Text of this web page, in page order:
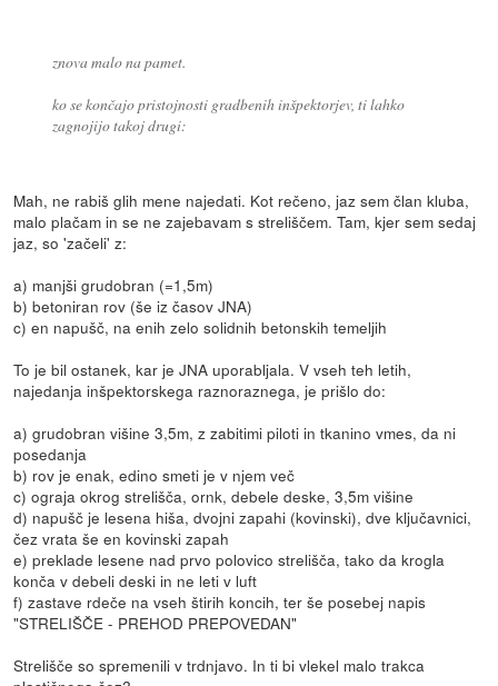
znova malo na pamet.
ko se končajo pristojnosti gradbenih inšpektorjev, ti lahko
zagnojijo takoj drugi:
Mah, ne rabiš glih mene najedati. Kot rečeno, jaz sem član kluba,
malo plačam in se ne zajebavam s streliščem. Tam, kjer sem sedaj
jaz, so 'začeli' z:
a) manjši grudobran (=1,5m)
b) betoniran rov (še iz časov JNA)
c) en napušč, na enih zelo solidnih betonskih temeljih
To je bil ostanek, kar je JNA uporabljala. V vseh teh letih,
najedanja inšpektorskega raznoraznega, je prišlo do:
a) grudobran višine 3,5m, z zabitimi piloti in tkanino vmes, da ni
posedanja
b) rov je enak, edino smeti je v njem več
c) ograja okrog strelišča, ornk, debele deske, 3,5m višine
d) napušč je lesena hiša, dvojni zapahi (kovinski), dve ključavnici,
čez vrata še en kovinski zapah
e) preklade lesene nad prvo polovico strelišča, tako da krogla
konča v debeli deski in ne leti v luft
f) zastave rdeče na vseh štirih koncih, ter še posebej napis
"STRELIŠČE - PREHOD PREPOVEDAN"
Strelišče so spremenili v trdnjavo. In ti bi vlekel malo trakca